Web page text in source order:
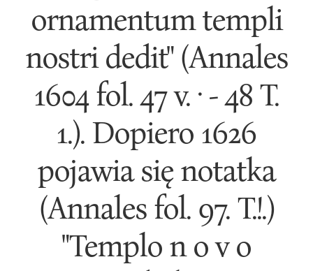
ornamentum templi
nostri dedit" (Annales
1604 fol. 47 v. · - 48 T.
1.). Dopiero 1626
pojawia się notatka
(Annales fol. 97. T.!.)
"Templo n o v o